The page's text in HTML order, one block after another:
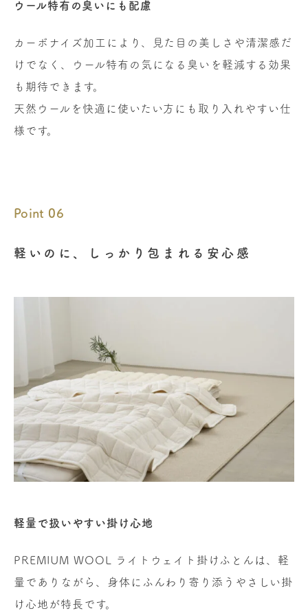
ウール特有の臭いにも配慮
カーボナイズ加工により、見た目の美しさや清潔感だ
けでなく、ウール特有の気になる臭いを軽減する効果
も期待できます。
天然ウールを快適に使いたい方にも取り入れやすい仕
様です。
Point 06
軽いのに、しっかり包まれる安心感
軽量で扱いやすい掛け心地
PREMIUM WOOL ライトウェイト掛けふとんは、軽
量でありながら、身体にふんわり寄り添うやさしい掛
け心地が特長です。